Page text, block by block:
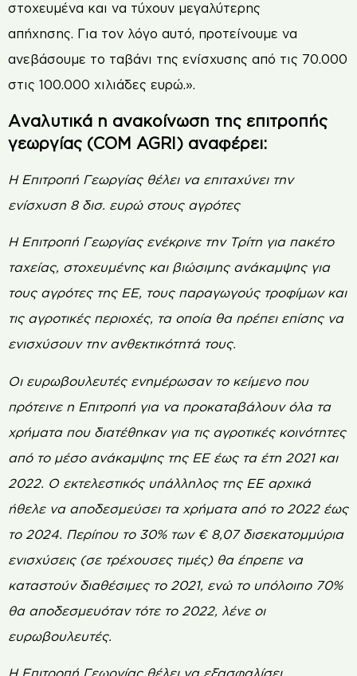
στοχευμένα και να τύχουν μεγαλύτερης
απήχησης. Για τον λόγο αυτό, προτείνουμε να
ανεβάσουμε το ταβάνι της ενίσχυσης από τις 70.000
στις 100.000 χιλιάδες ευρώ.».
Αναλυτικά η ανακοίνωση της επιτροπής
γεωργίας (COM AGRI) αναφέρει:
Η Επιτροπή Γεωργίας θέλει να επιταχύνει την
ενίσχυση 8 δισ. ευρώ στους αγρότες
Η Επιτροπή Γεωργίας ενέκρινε την Τρίτη για πακέτο
ταχείας, στοχευμένης και βιώσιμης ανάκαμψης για
τους αγρότες της ΕΕ, τους παραγωγούς τροφίμων και
τις αγροτικές περιοχές, τα οποία θα πρέπει επίσης να
ενισχύσουν την ανθεκτικότητά τους.
Οι ευρωβουλευτές ενημέρωσαν το κείμενο που
πρότεινε η Επιτροπή για να προκαταβάλουν όλα τα
χρήματα που διατέθηκαν για τις αγροτικές κοινότητες
από το μέσο ανάκαμψης της ΕΕ έως τα έτη 2021 και
2022. Ο εκτελεστικός υπάλληλος της ΕΕ αρχικά
ήθελε να αποδεσμεύσει τα χρήματα από το 2022 έως
το 2024. Περίπου το 30% των € 8,07 δισεκατομμύρια
ενισχύσεις (σε τρέχουσες τιμές) θα έπρεπε να
καταστούν διαθέσιμες το 2021, ενώ το υπόλοιπο 70%
θα αποδεσμευόταν τότε το 2022, λένε οι
ευρωβουλευτές.
Η Επιτροπή Γεωργίας θέλει να εξασφαλίσει